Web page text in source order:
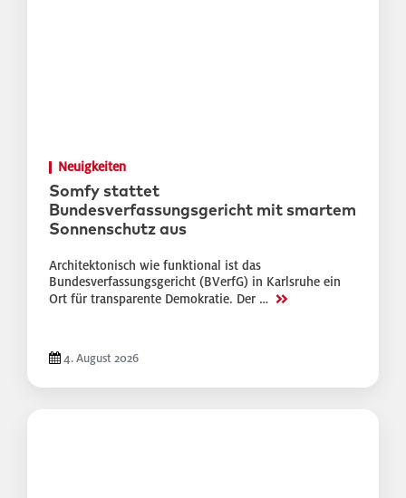
Neuigkeiten
Somfy stattet
Bundesverfassungsgericht mit smartem
Sonnenschutz aus
Architektonisch wie funktional ist das
Bundesverfassungsgericht (BVerfG) in Karlsruhe ein
Ort für transparente Demokratie. Der … >>
4. August 2026